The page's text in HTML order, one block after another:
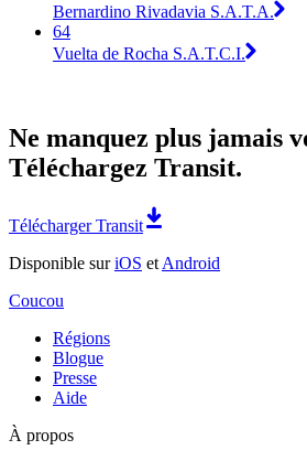
Bernardino Rivadavia S.A.T.A.
64
Vuelta de Rocha S.A.T.C.I.
Ne manquez plus jamais
Téléchargez Transit.
Télécharger Transit
Disponible suriOS et Android
Coucou
Régions
Blogue
Presse
Aide
À propos